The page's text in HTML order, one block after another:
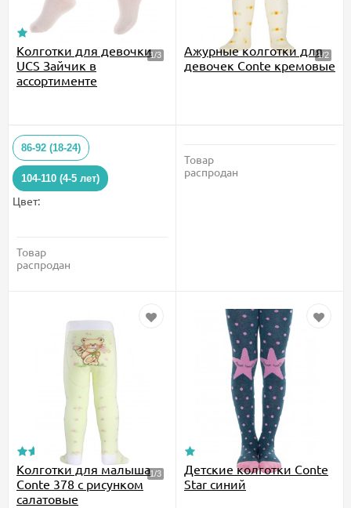
Колготки для девочки
UCS Зайчик в
ассортименте
86-92 (18-24)
104-110 (4-5 лет)
Цвет:
Товар
распродан
Ажурные колготки для
девочек Conte кремовые
Товар
распродан
Колготки для малыша
Conte 378 с рисунком
салатовые
Детские колготки Conte
Star синий